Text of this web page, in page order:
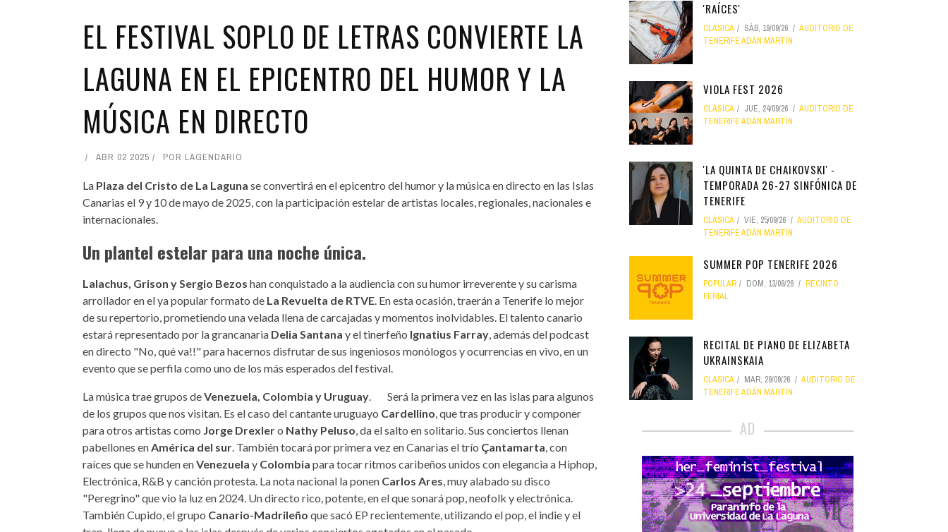
EL FESTIVAL SOPLO DE LETRAS CONVIERTE LA
LAGUNA EN EL EPICENTRO DEL HUMOR Y LA
MÚSICA EN DIRECTO
ABR 02 2025 POR LAGENDARIO
La Plaza del Cristo de La Laguna se convertirá en el epicentro del humor y la música en directo en las Islas
Canarias el 9 y 10 de mayo de 2025, con la participación estelar de artistas locales, regionales, nacionales e
internacionales.
Un plantel estelar para una noche única.
Lalachus, Grison y Sergio Bezos han conquistado a la audiencia con su humor irreverente y su carisma
arrollador en el ya popular formato de La Revuelta de RTVE . En esta ocasión, traerán a Tenerife lo mejor
de su repertorio, prometiendo una velada llena de carcajadas y momentos inolvidables. El talento canario
estará representado por la grancanaria Delia Santana y el tinerfeño Ignatius Farray , además del podcast
en directo "No, qué va!!" para hacernos disfrutar de sus ingeniosos monólogos y ocurrencias en vivo, en un
evento que se perfila como uno de los más esperados del festival.
La música trae grupos deVenezuela, Colombia y Uruguay . Será la primera vez en las islas para algunos
de los grupos que nos visitan. Es el caso del cantante uruguayo Cardellino , que tras producir y componer
para otros artistas como Jorge Drexlero Nathy Peluso , da el salto en solitario. Sus conciertos llenan
pabellones en América del sur . También tocará por primera vez en Canarias el trío Çantamarta , con
raíces que se hunden enVenezuela y Colombia para tocar ritmos caribeños unidos con elegancia a Hiphop,
Electrónica, R&B y canción protesta. La nota nacional la ponen Carlos Ares , muy alabado su disco
"Peregrino" que vio la luz en 2024. Un directo rico, potente, en el que sonará pop, neofolk y electrónica.
También Cupido, el grupo Canario-Madrileño que sacó EP recientemente, utilizando el pop, el indie y el
'RAÍCES'
CLÁSICA SÁB, 19/09/26
AUDITORIO DE
TENERIFE ADÁN MARTÍN
VIOLA FEST 2026
CLÁSICA JUE, 24/09/26
AUDITORIO DE
TENERIFE ADÁN MARTÍN
'LA QUINTA DE CHAIKOVSKI' -
TEMPORADA 26-27 SINFÓNICA DE
TENERIFE
CLÁSICA VIE, 25/09/26
AUDITORIO DE
TENERIFE ADÁN MARTÍN
SUMMER POP TENERIFE 2026
POPULAR DOM, 13/09/26
RECINTO
FERIAL
RECITAL DE PIANO DE ELIZABETA
UKRAINSKAIA
CLÁSICA MAR, 29/09/26
AUDITORIO DE
TENERIFE ADÁN MARTÍN
AD